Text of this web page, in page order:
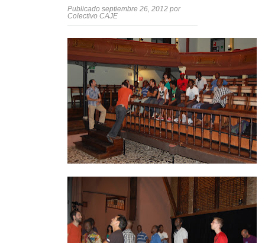
Publicado septiembre 26, 2012 por
Colectivo CAJE